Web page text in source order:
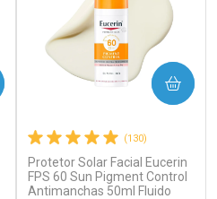
Ativar Desconto
Comprar sem Desconto
(130)
Protetor Solar Facial Eucerin
FPS 60 Sun Pigment Control
Antimanchas 50ml Fluido
COMPRAR